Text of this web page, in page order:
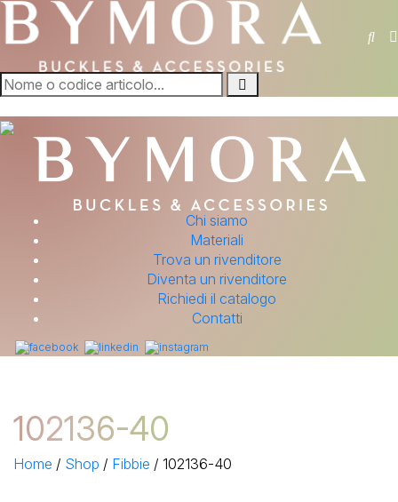
Chi siamo
Materiali
Trova un rivenditore
Diventa un rivenditore
Richiedi il catalogo
Contatti
102136-40
Home / Shop / Fibbie / 102136-40